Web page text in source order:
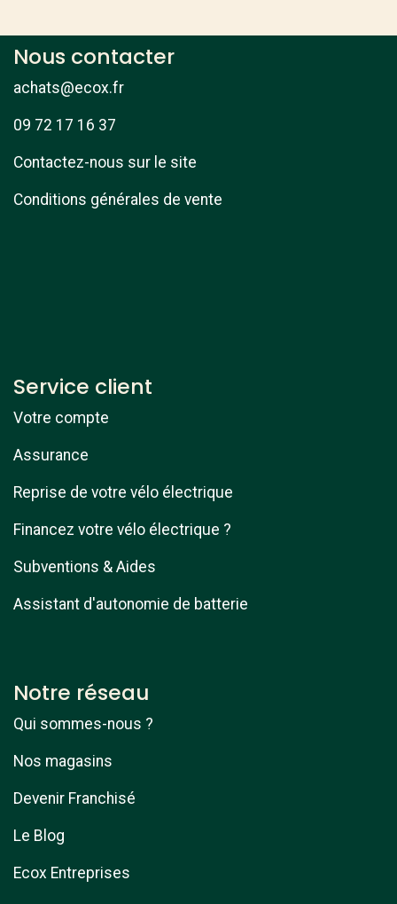
Nous contacter
achats@ecox.fr
09 72 17 16 37
Contactez-nous sur le site
Conditions générales de vente
Service client
Votre compte
Assurance
Reprise de votre vélo électrique
Financez votre vélo électrique ?
Subventions & Aides
Assistant d'autonomie de batterie
Notre réseau
Qui sommes-nous ?
Nos magasins
Devenir Franchisé
Le Blog
Ecox Entreprises